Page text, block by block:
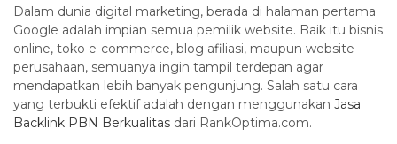
Dalam dunia digital marketing, berada di halaman pertama
Google adalah impian semua pemilik website. Baik itu bisnis
online, toko e-commerce, blog afiliasi, maupun website
perusahaan, semuanya ingin tampil terdepan agar
mendapatkan lebih banyak pengunjung. Salah satu cara
yang terbukti efektif adalah dengan menggunakan Jasa
Backlink PBN Berkualitas dari RankOptima.com.